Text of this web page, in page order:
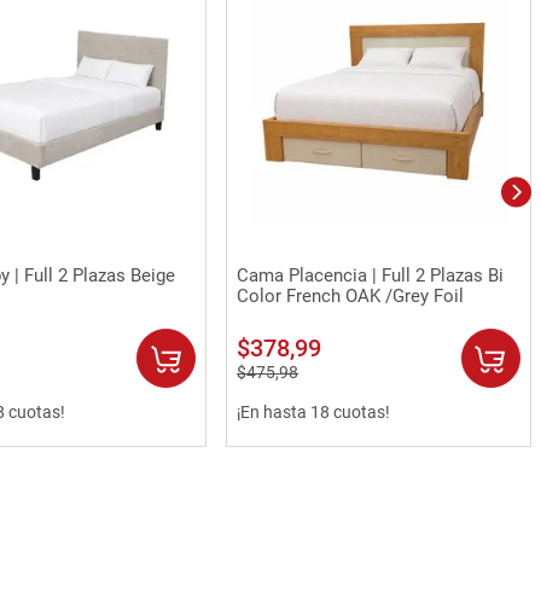
Vista rápida
| Full 2 Plazas Beige
cuotas!
Vista rápida
Cama Placencia | Full 2 Plazas Bi
Color French OAK /Grey Foil
$378,99
$475,98
¡En hasta 18 cuotas!